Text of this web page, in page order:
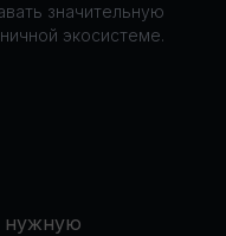
значительную
экосистеме.
нужную